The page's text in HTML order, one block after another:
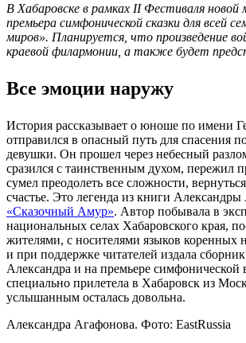
В Хабаровске в рамках II Фестиваля новой
премьера симфонической сказки для всей
миров». Планируется, что произведение
краевой филармонии, а также будет
Все эмоции наружу
История рассказывает о юноше по имени
отправился в опасный путь для спасения
девушки. Он прошел через небесный
сразился с таинственным духом, пережил
сумел преодолеть все сложности,
счастье. Это легенда из книги
«Сказочный Амур». Автор побывала в
национальных селах Хабаровского края,
жителями, с носителями языков коренных
и при поддержке читателей издала
Александра и на премьере симфонической
специально прилетела в Хабаровск из
услышанным осталась довольна.
Александра Агафонова. Фото: EastRussia